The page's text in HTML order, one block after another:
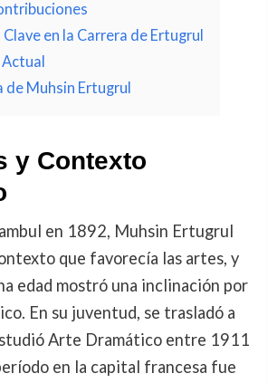
en la Carrera de Ertugrul
Actual
de Muhsin Ertugrul
y Contexto
en 1892, Muhsin Ertugrul
que favorecía las artes, y
edad mostró una inclinación por
En su juventud, se trasladó a
Arte Dramático entre 1911
en la capital francesa fue